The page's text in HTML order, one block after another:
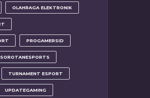
OLAHRAGA ELEKTRONIK
PROGAMERSID
SOROTANESPORTS
TURNAMENT ESPORT
UPDATEGAMING